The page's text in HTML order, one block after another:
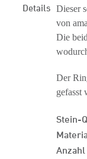
Details Dieser
von
Die
Der
gefasst
Stein-